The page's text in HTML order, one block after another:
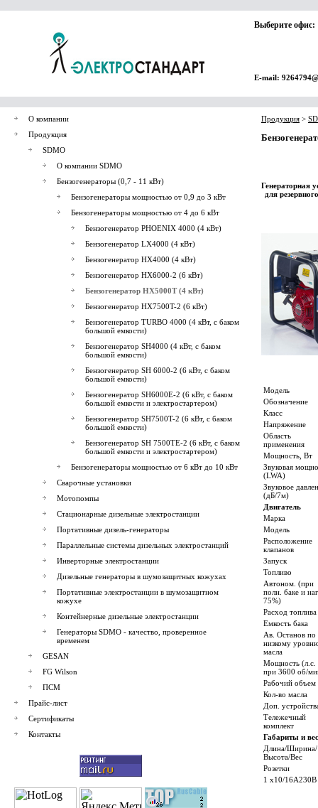
Выберите офис:
E-mail:
О компании
Продукция
SDMO
О компании SDMO
Бензогенераторы (0,7 - 11 кВт)
Бензогенераторы мощностью от 0,9 до 3 кВт
Бензогенераторы мощностью от 4 до 6 кВт
Бензогенератор PHOENIX 4000 (4 кВт)
Бензогенератор LX4000 (4 кВт)
Бензогенератор HX4000 (4 кВт)
Бензогенератор HX6000-2 (6 кВт)
Бензогенератор HX5000T (4 кВт)
Бензогенератор HX7500T-2 (6 кВт)
Бензогенератор TURBO 4000 (4 кВт, с баком
большой емкости)
Бензогенератор SH4000 (4 кВт, с баком
большой емкости)
Бензогенератор SH 6000-2 (6 кВт, с баком
большой емкости)
Бензогенератор SH6000E-2 (6 кВт, с баком
большой емкости и электростартером)
Бензогенератор SH7500T-2 (6 кВт, с баком
большой емкости)
Бензогенератор SH 7500TE-2 (6 кВт, с баком
большой емкости и электростартером)
Бензогенераторы мощностью от 6 кВт до 10 кВт
Сварочные установки
Мотопомпы
Стационарные дизельные электростанции
Портативные дизель-генераторы
Параллельные системы дизельных электростанций
Инверторные электростанции
Дизельные генераторы в шумозащитных кожухах
Портативные электростанции в шумозащитном
кожухе
Контейнерные дизельные электростанции
Генераторы SDMO - качество, проверенное
временем
GESAN
FG Wilson
ПСМ
Прайс-лист
Сертификаты
Контакты
Продукция >
Генераторная
для
Модель
Обозначение
Класс
Напряжение
Область
применения
Мощность, Вт
Звуковая
(LWA)
Звуковое
(дБ/7м)
Двигатель
Марка
Модель
Расположение
клапанов
Запуск
Топливо
Автоном. (при
полн. баке и
75%)
Расход топлива
Емкость бака
Ав. Останов по
низкому
масла
Мощность (л.с.
при 3600 об/
Рабочий объем
Кол-во масла
Доп.
Тележечный
комплект
Габариты и вес
Длина/Ширина/
Высота/Вес
Розетки
1 x10/16A230В